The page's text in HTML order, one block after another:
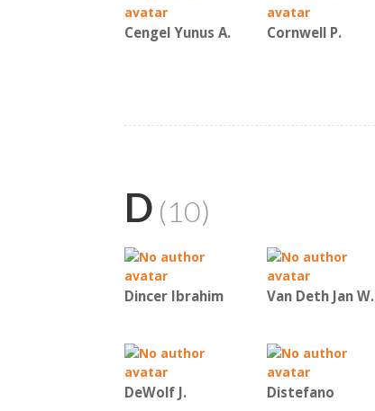
Cengel Yunus A. Cornwell P.
D (10)
Dincer Ibrahim Van Deth Jan W.
DeWolf J. Distefano